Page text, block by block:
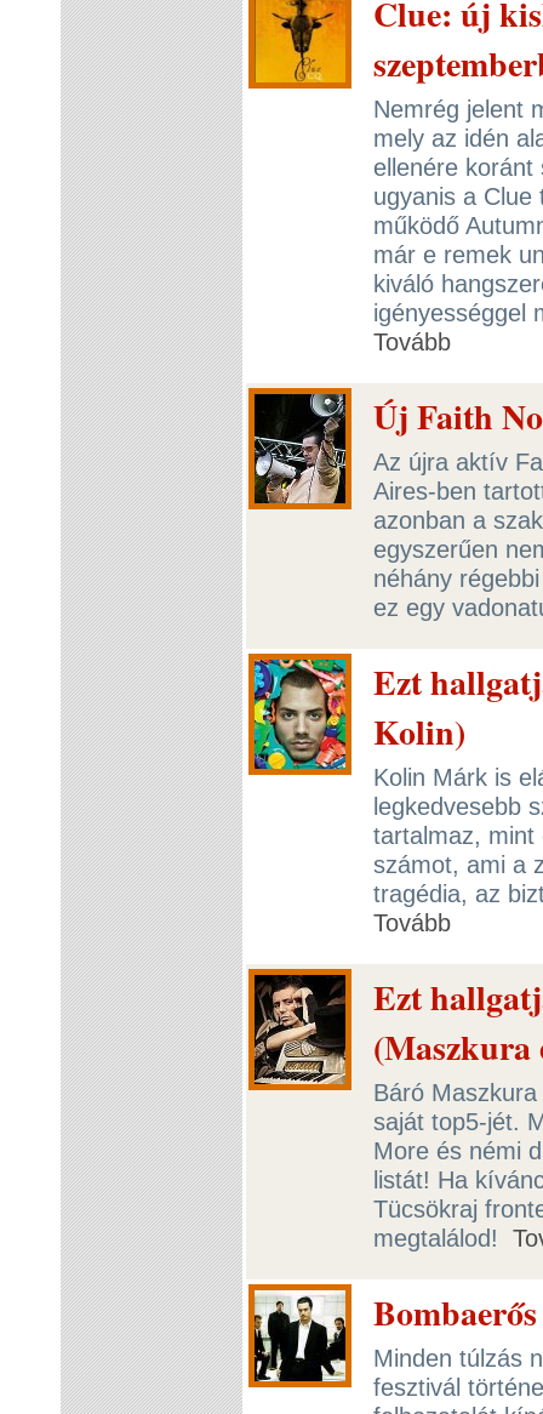
Clue: új
Nemrég jelent
mely az idén
ellenére
ugyanis a
működő
már e remek
kiváló
igényességgel
Tovább
Új Faith
Az újra aktív
Aires-ben
azonban a
egyszerűen
néhány
ez egy
Ezt
Kolin)
Kolin Márk is
legkedvesebb
tartalmaz, mint
számot, ami a
tragédia, az
Tovább
Ezt
Báró
saját top5-jét.
More és némi
listát! Ha
Tücsökraj
megtalálod!
Minden túlzás
fesztivál